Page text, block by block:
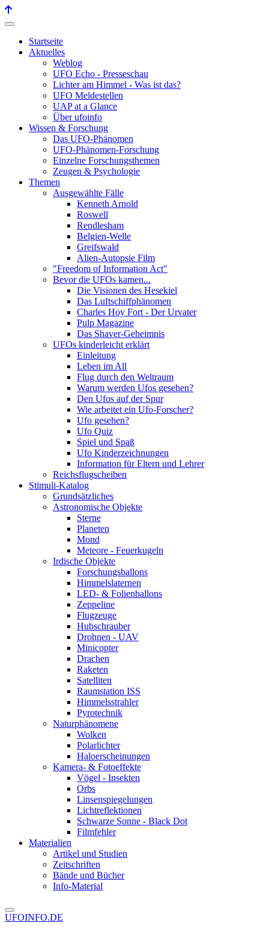
Startseite
Aktuelles
Weblog
UFO Echo - Presseschau
Lichter am Himmel - Was ist das?
UFO Meldestellen
UAP at a Glance
Über ufoinfo
Wissen & Forschung
Das UFO-Phänomen
UFO-Phänomen-Forschung
Einzelne Forschungsthemen
Zeugen & Psychologie
Themen
Ausgewählte Fälle
Kenneth Arnold
Roswell
Rendlesham
Belgien-Welle
Greifswald
Alien-Autopsie Film
"Freedom of Information Act"
Bevor die UFOs kamen...
Die Visionen des Hesekiel
Das Luftschiffphänomen
Charles Hoy Fort - Der Urvater
Pulp Magazine
Das Shaver-Geheimnis
UFOs kinderleicht erklärt
Einleitung
Leben im All
Flug durch den Weltraum
Warum werden Ufos gesehen?
Den Ufos auf der Spur
Wie arbeitet ein Ufo-Forscher?
Ufo gesehen?
Ufo Quiz
Spiel und Spaß
Ufo Kinderzeichnungen
Information für Eltern und Lehrer
Reichsflugscheiben
Stimuli-Katalog
Grundsätzliches
Astronomische Objekte
Sterne
Planeten
Mond
Meteore - Feuerkugeln
Irdische Objekte
Forschungsballons
Himmelslaternen
LED- & Folienballons
Zeppeline
Flugzeuge
Hubschrauber
Drohnen - UAV
Minicopter
Drachen
Raketen
Satelliten
Raumstation ISS
Himmelsstrahler
Pyrotechnik
Naturphänomene
Wolken
Polarlichter
Haloerscheinungen
Kamera- & Fotoeffekte
Vögel - Insekten
Orbs
Linsenspiegelungen
Lichtreflektionen
Schwarze Sonne - Black Dot
Filmfehler
Materialien
Artikel und Studien
Zeitschriften
Bände und Bücher
Info-Material
UFOINFO.DE